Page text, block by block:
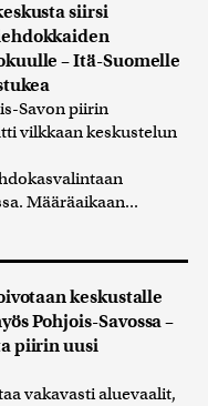
siirsi
– Itä-Suomelle
Savon piirin
vilkkaan keskustelun
Määräaikaan...
keskustalle
Pohjois-Savossa –
piirin uusi
vakavasti aluevaalit,